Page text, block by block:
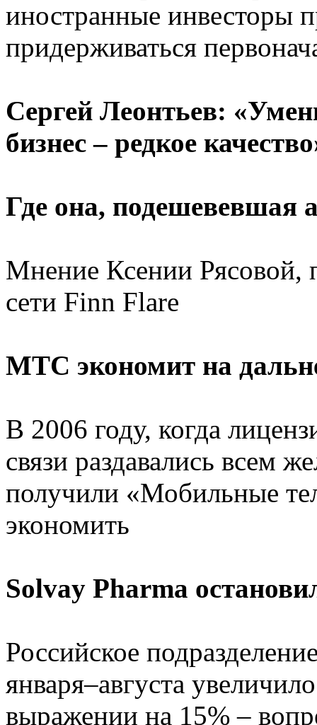
иностранные инвесторы
придерживаться
Сергей Леонтьев:
бизнес – редкое
Где она, подешевевшая
Мнение Ксении Рясовой,
сети Finn Flare
МТС экономит на
В 2006 году, когда
связи раздавались всем
получили «Мобильные
экономить
Solvay Pharma
Российское
января–августа
выражении на 15% –